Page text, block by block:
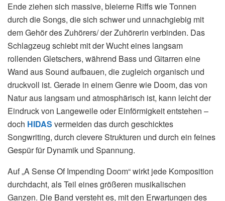
Ende ziehen sich massive, bleierne Riffs wie Tonnen
durch die Songs, die sich schwer und unnachgiebig mit
dem Gehör des Zuhörers/ der Zuhörerin verbinden. Das
Schlagzeug schiebt mit der Wucht eines langsam
rollenden Gletschers, während Bass und Gitarren eine
Wand aus Sound aufbauen, die zugleich organisch und
druckvoll ist. Gerade in einem Genre wie Doom, das von
Natur aus langsam und atmosphärisch ist, kann leicht der
Eindruck von Langeweile oder Einförmigkeit entstehen –
doch HIDAS vermeiden das durch geschicktes
Songwriting, durch clevere Strukturen und durch ein feines
Gespür für Dynamik und Spannung.
Auf „A Sense Of Impending Doom“ wirkt jede Komposition
durchdacht, als Teil eines größeren musikalischen
Ganzen. Die Band versteht es, mit den Erwartungen des